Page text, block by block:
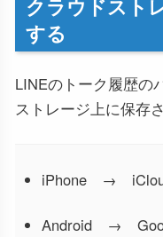
クラウドスト
する
LINEのトーク履歴の
ストレージ上に保存
iPhone → iCloud
Android →